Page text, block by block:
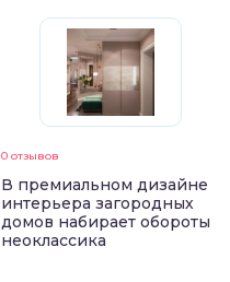
0 отзывов
В премиальном дизайне
интерьера загородных
домов набирает обороты
неоклассика